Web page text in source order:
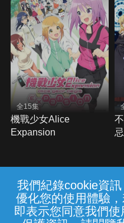
我們紀錄cookie資
優化您的使用體驗
即表示您同意我們
全15集
機戰少女Alice
Expansion
常見問題 線上客服